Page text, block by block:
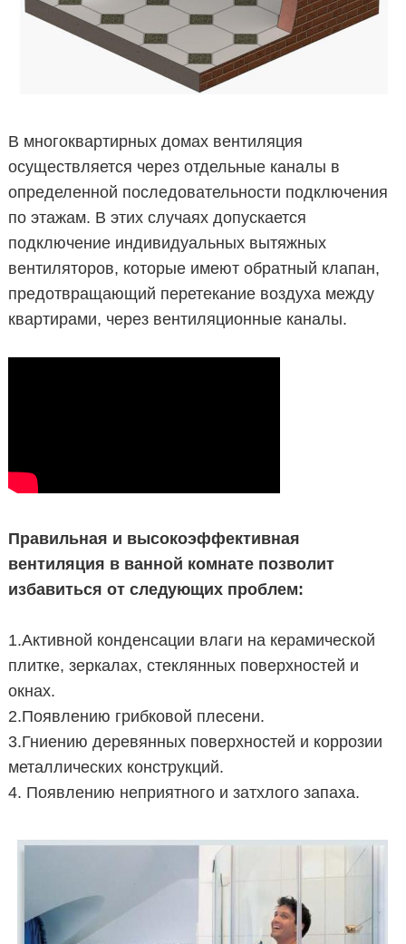
В многоквартирных домах вентиляция
осуществляется через отдельные каналы в
определенной последовательности подключения
по этажам. В этих случаях допускается
подключение индивидуальных вытяжных
вентиляторов, которые имеют обратный клапан,
предотвращающий перетекание воздуха между
квартирами, через вентиляционные каналы.
Правильная и высокоэффективная
вентиляция в ванной комнате позволит
избавиться от следующих проблем:
1.Активной конденсации влаги на керамической
плитке, зеркалах, стеклянных поверхностей и
окнах.
2.Появлению грибковой плесени.
3.Гниению деревянных поверхностей и коррозии
металлических конструкций.
4. Появлению неприятного и затхлого запаха.